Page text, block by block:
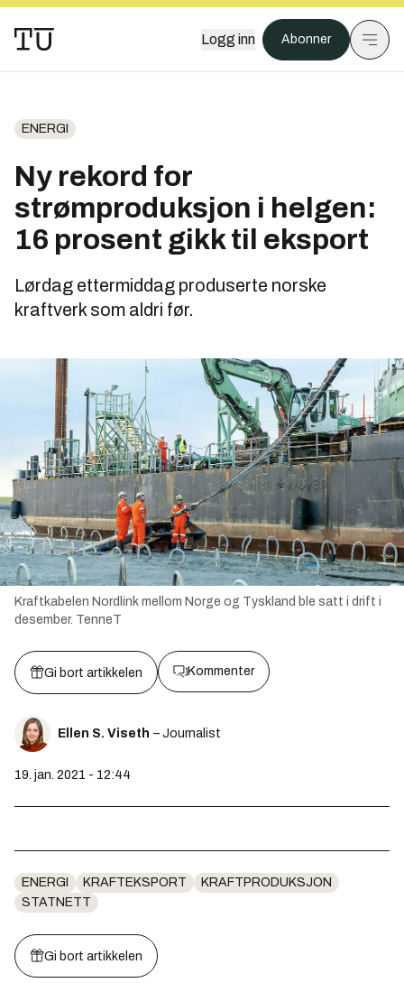
Logg inn Abonner
ENERGI
Ny rekord for
strømproduksjon i helgen:
16 prosent gikk til eksport
Lørdag ettermiddag produserte norske
kraftverk som aldri før.
Kraftkabelen Nordlink mellom Norge og Tyskland ble satt i drift i
desember. TenneT
Gi bort artikkelen Kommenter
Ellen S. Viseth – Journalist
19. jan. 2021 - 12:44
ENERGI KRAFTEKSPORT
KRAFTPRODUKSJON
STATNETT
Gi bort artikkelen